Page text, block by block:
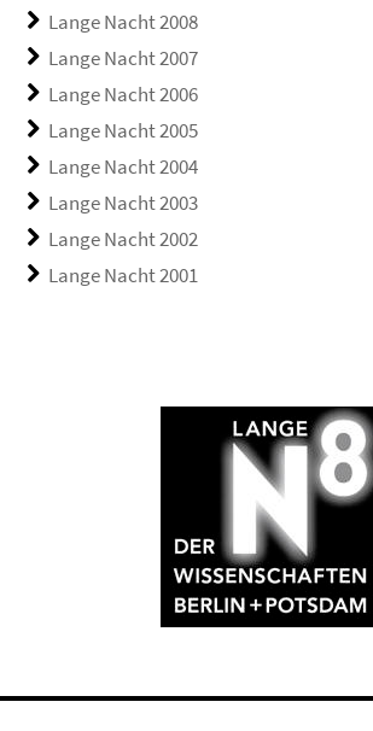
Lange Nacht 2008
Lange Nacht 2007
Lange Nacht 2006
Lange Nacht 2005
Lange Nacht 2004
Lange Nacht 2003
Lange Nacht 2002
Lange Nacht 2001